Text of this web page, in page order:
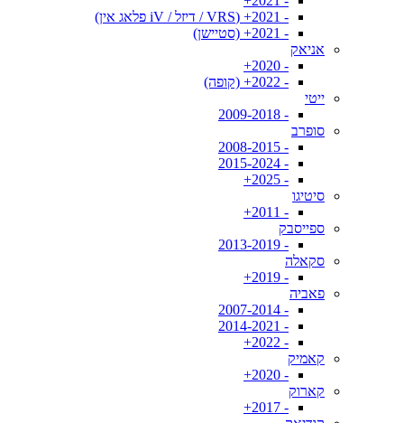
- 2021+ (VRS / דיזל / iV פלאג אין)
- 2021+ (סטיישן)
אניאק
- 2020+
- 2022+ (קופה)
ייטי
- 2009-2018
סופרב
- 2008-2015
- 2015-2024
- 2025+
סיטיגו
- 2011+
ספייסבק
- 2013-2019
סקאלה
- 2019+
פאביה
- 2007-2014
- 2014-2021
- 2022+
קאמיק
- 2020+
קארוק
- 2017+